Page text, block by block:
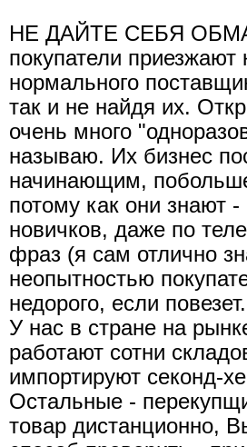
НЕ ДАЙТЕ СЕБЯ
покупатели
нормального
так и не найдя их.
очень много
называю. Их бизнес
начинающим,
потому как они знают
новичков, даже по
фраз (я сам отлично
неопытностью
недорого, если повезет.
У нас в стране на
работают сотни
импортируют секонд-
Остальные -
товар дистанционно,